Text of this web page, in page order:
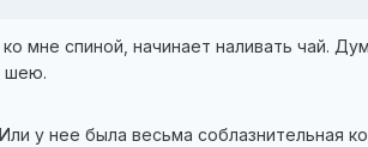
мне спиной, начинает наливать чай.
шею.
у нее была весьма соблазнительная